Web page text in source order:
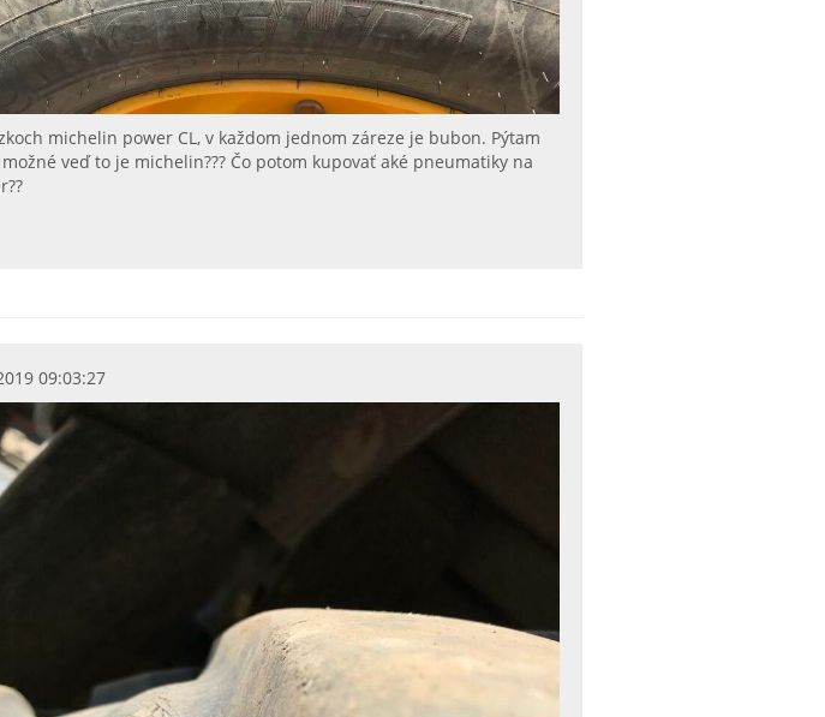
michelin power CL, v každom jednom záreze je bubon. Pýtam
veď to je michelin??? Čo potom kupovať aké pneumatiky na
09:03:27